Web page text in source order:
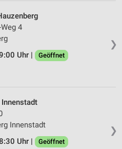
❯
4
Uhr |
Geöffnet
❯
Innenstadt
Uhr |
Geöffnet